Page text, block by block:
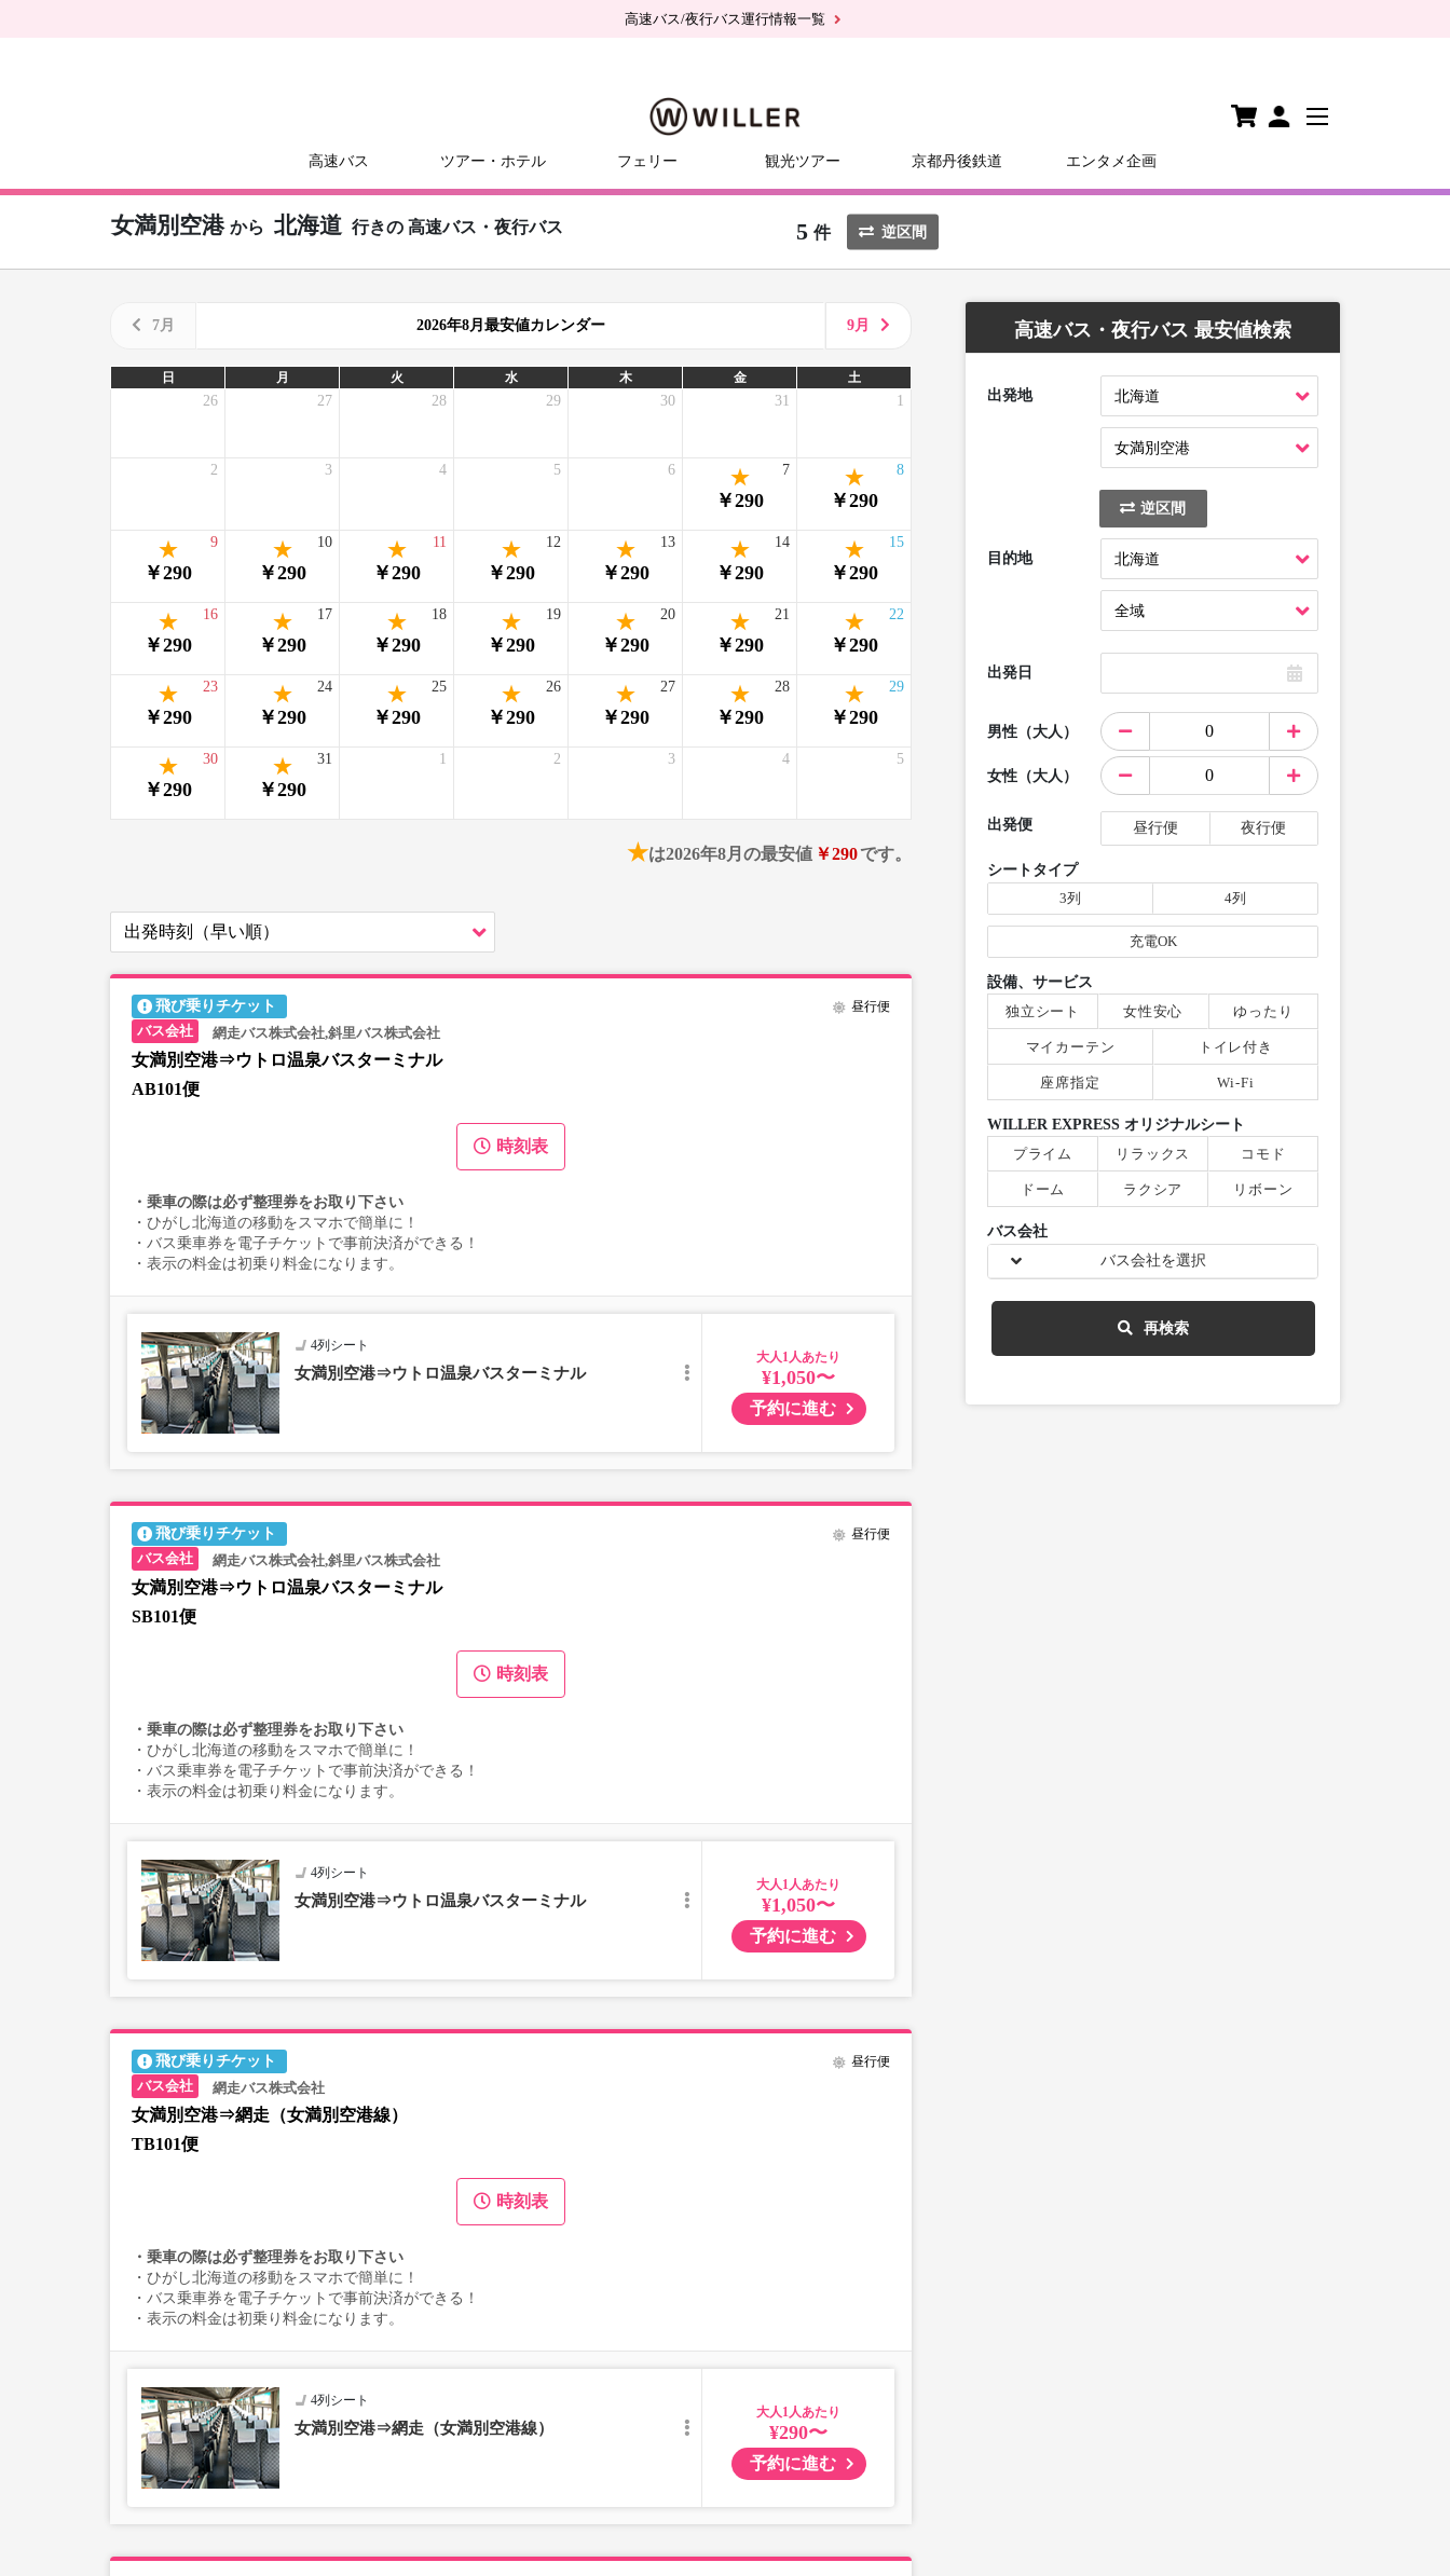
高速バス/夜行バス運行情報一覧
高速バス ツアー・ホテル フェリー 観光ツアー 京都丹後鉄道 エンタメ企画
女満別空港 から 北海道 行きの 高速バス・夜行バス 5 件 逆区間
7月 2026年8月最安値カレンダー 9月
日 月 火 水 木 金 土
26 27 28 29 30 31 1
2 3 4 5 6
￥290
7
￥290
8
￥290
9
￥290
10
￥290
11
￥290
12
￥290
13
￥290
14
￥290
15
￥290
16
￥290
17
￥290
18
￥290
19
￥290
20
￥290
21
￥290
22
￥290
23
￥290
24
￥290
25
￥290
26
￥290
27
￥290
28
￥290
29
￥290
30
￥290
31 1 2 3 4 5
★は2026年8月の最安値 ￥290です。
飛び乗りチケット
網走バス株式会社,斜里バス株式会社
女満別空港⇒ウトロ温泉バスターミナル
AB101便
昼行便
時刻表
・乗車の際は必ず整理券をお取り下さい
・ひがし北海道の移動をスマホで簡単に！
・バス乗車券を電子チケットで事前決済ができる！
・表示の料金は初乗り料金になります。
4列シート
女満別空港⇒ウトロ温泉バスターミナル
大人
¥1,050〜
予約に進む
飛び乗りチケット
網走バス株式会社,斜里バス株式会社
女満別空港⇒ウトロ温泉バスターミナル
SB101便
昼行便
時刻表
・乗車の際は必ず整理券をお取り下さい
・ひがし北海道の移動をスマホで簡単に！
・バス乗車券を電子チケットで事前決済ができる！
・表示の料金は初乗り料金になります。
4列シート
女満別空港⇒ウトロ温泉バスターミナル
大人
¥1,050〜
予約に進む
飛び乗りチケット
網走バス株式会社
女満別空港⇒網走（女満別空港線）
TB101便
昼行便
時刻表
・乗車の際は必ず整理券をお取り下さい
・ひがし北海道の移動をスマホで簡単に！
・バス乗車券を電子チケットで事前決済ができる！
・表示の料金は初乗り料金になります。
4列シート
女満別空港⇒網走（女満別空港線）
大人
¥290〜
予約に進む
高速バス・夜行バス 最安値検索
出発地
逆区間
目的地
出発日
男性（大人）
女性（大人）
出発便 昼行便 夜行便
シートタイプ
3列
4列
充電OK
設備、サービス
独立シート
女性安心 ゆったり
マイカーテン トイレ付き
座席指定 Wi-Fi
WILLER EXPRESS オリジナルシート
プライム
リラックス コモド
ドーム ラクシア リボーン
バス会社
バス会社を選択
再検索